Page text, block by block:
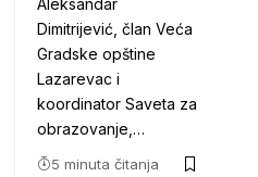
Aleksandar
Dimitrijević, član Veća
Gradske opštine
Lazarevac i
koordinator Saveta za
obrazovanje,…
5 minuta čitanja